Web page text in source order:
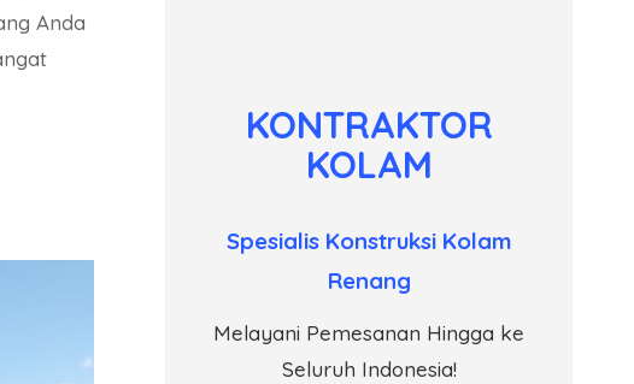
Anda
KONTRAKTOR
KOLAM
Spesialis Konstruksi Kolam
Renang
Melayani Pemesanan Hingga ke
Seluruh Indonesia!